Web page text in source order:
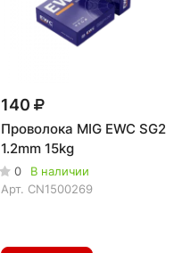
140
Проволока MIG EWC SG2
1.2mm 15kg
0
В наличии
Арт. CN1500269